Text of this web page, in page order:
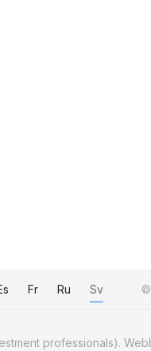
©
Fr Ru Sv
professionals).